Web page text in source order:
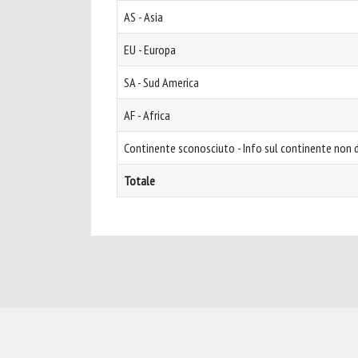
AS - Asia
EU - Europa
SA - Sud America
AF - Africa
Continente sconosciuto - Info sul continente non
Totale